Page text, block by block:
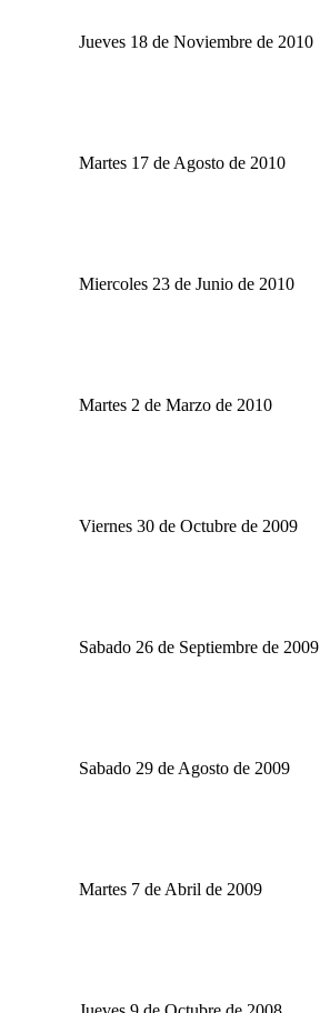
Jueves 18 de Noviembre de 2010
Martes 17 de Agosto de 2010
Miercoles 23 de Junio de 2010
Martes 2 de Marzo de 2010
Viernes 30 de Octubre de 2009
Sabado 26 de Septiembre de 2009
Sabado 29 de Agosto de 2009
Martes 7 de Abril de 2009